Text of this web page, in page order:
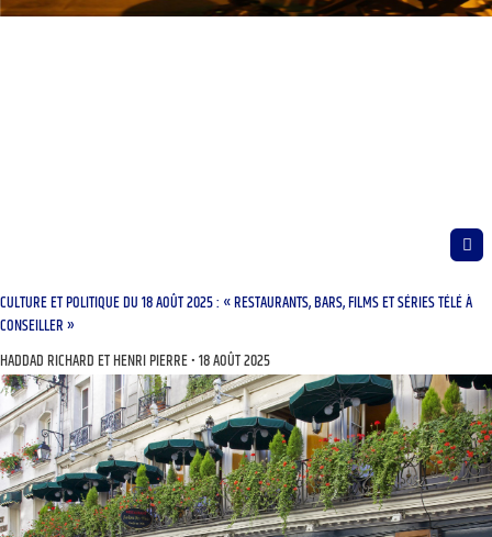
CULTURE ET POLITIQUE DU 18 AOÛT 2025 : « RESTAURANTS, BARS, FILMS ET SÉRIES TÉLÉ À
CONSEILLER »
HADDAD RICHARD ET HENRI PIERRE 18 AOÛT 2025